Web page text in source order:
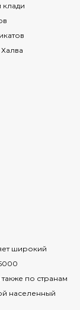
клади
широкий
по странам
населенный